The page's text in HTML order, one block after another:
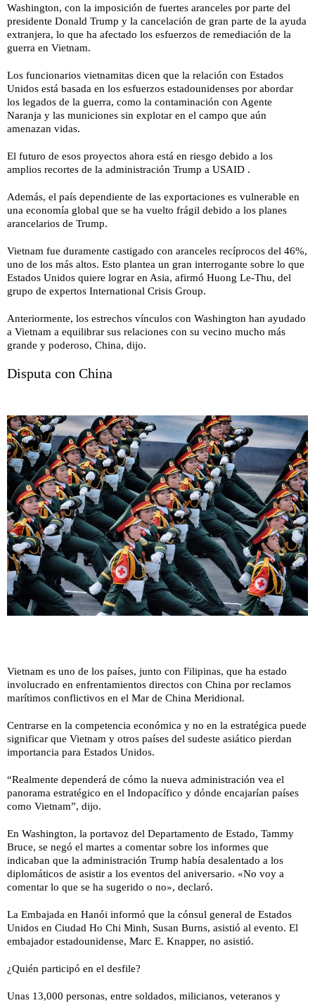
Washington, con la imposición de fuertes aranceles por parte del
presidente Donald Trump y la cancelación de gran parte de la ayuda
extranjera, lo que ha afectado los esfuerzos de remediación de la
guerra en Vietnam.
Los funcionarios vietnamitas dicen que la relación con Estados
Unidos está basada en los esfuerzos estadounidenses por abordar
los legados de la guerra, como la contaminación con Agente
Naranja y las municiones sin explotar en el campo que aún
amenazan vidas.
El futuro de esos proyectos ahora está en riesgo debido a los
amplios recortes de la administración Trump a USAID .
Además, el país dependiente de las exportaciones es vulnerable en
una economía global que se ha vuelto frágil debido a los planes
arancelarios de Trump.
Vietnam fue duramente castigado con aranceles recíprocos del 46%,
uno de los más altos. Esto plantea un gran interrogante sobre lo que
Estados Unidos quiere lograr en Asia, afirmó Huong Le-Thu, del
grupo de expertos International Crisis Group.
Anteriormente, los estrechos vínculos con Washington han ayudado
a Vietnam a equilibrar sus relaciones con su vecino mucho más
grande y poderoso, China, dijo.
Disputa con China
Vietnam es uno de los países, junto con Filipinas, que ha estado
involucrado en enfrentamientos directos con China por reclamos
marítimos conflictivos en el Mar de China Meridional.
Centrarse en la competencia económica y no en la estratégica puede
significar que Vietnam y otros países del sudeste asiático pierdan
importancia para Estados Unidos.
“Realmente dependerá de cómo la nueva administración vea el
panorama estratégico en el Indopacífico y dónde encajarían países
como Vietnam”, dijo.
En Washington, la portavoz del Departamento de Estado, Tammy
Bruce, se negó el martes a comentar sobre los informes que
indicaban que la administración Trump había desalentado a los
diplomáticos de asistir a los eventos del aniversario. «No voy a
comentar lo que se ha sugerido o no», declaró.
La Embajada en Hanói informó que la cónsul general de Estados
Unidos en Ciudad Ho Chi Minh, Susan Burns, asistió al evento. El
embajador estadounidense, Marc E. Knapper, no asistió.
¿Quién participó en el desfile?
Unas 13,000 personas, entre soldados, milicianos, veteranos y